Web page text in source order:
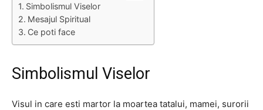
Simbolismul Viselor
Mesajul Spiritual
Ce poti face
Simbolismul Viselor
Visul in care esti martor la moartea tatalui, mamei, surorii